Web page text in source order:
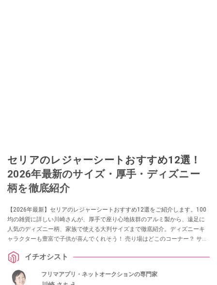
セリアのレジャーシートおすすめ12選！
2026年最新のサイズ・厚手・ディズニー
柄を徹底紹介
【2026年最新】セリアのレジャーシートおすすめ12選をご紹介します。100
均の雑貨に詳しい川崎さんが、厚手で座り心地抜群のアルミ製から、遠足に
人気のディズニー柄、家族で使える大判サイズまで徹底紹介。ディズニーキ
ャラクターも豊富で子供が喜んでくれそう！ 売り場はどこのコーナー？ サン
イチオシスト
フリマアプリ・ネットオークションの専門家